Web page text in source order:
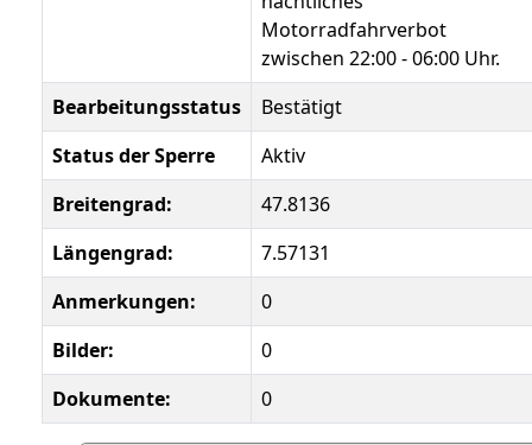
Motorradfahrverbot
zwischen 22:00 - 06:00 Uhr.
Bearbeitungsstatus
Bestätigt
Status der Sperre
Aktiv
Breitengrad:
47.8136
Längengrad:
7.57131
Anmerkungen:
0
Bilder:
0
Dokumente:
0